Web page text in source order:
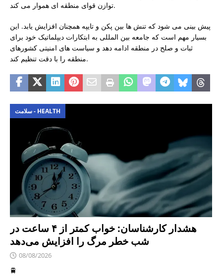
توازن قوای منطقه ای هموار می کند.
پیش بینی می شود که تنش ها بین پکن و تایپه همچنان افزایش یابد. این
بسیار مهم است که جامعه بین المللی به ابتکارات دیپلماتیک خود برای
ثبات و صلح در منطقه ادامه دهد و سیاست های امنیتی کشورهای
منطقه را با دقت تنظیم کند.
سلامت - HEALTH
هشدار کارشناسان: خواب کمتر از ۴ ساعت در
شب خطر مرگ را افزایش می‌دهد
08/08/2026
🚆